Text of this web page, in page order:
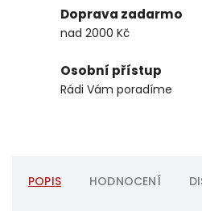
Doprava zadarmo
nad 2000 Kč
Osobní přístup
Rádi Vám poradíme
POPIS HODNOCENÍ